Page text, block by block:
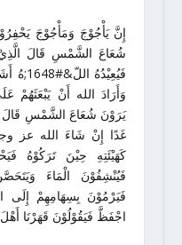
إِنَّ يَأْجُوْجَ وَمَأْجُوْجَ
شُعَاعَ الشَّمْسِ قَالَ الَّذِيْ
وَأَرَادَ الله أَنْ يَبْعَثَهُمْ
يَرَوْنَ شُعَاعَ الشَّمْسِ قَالَ
غَدًا إِنْ شَاءَ الله عز
كَهَيْئَتِهِ حِيْنَ تَرَكُوْهُ
فَيُنْشِفُوْنَ الْمَاءَ
فَيَرْمُوْنَ بِسِهَامِهِمْ إِلَى
اجْفَظَّ فَيَقُوْلُوْنَ قَهَرْنَا